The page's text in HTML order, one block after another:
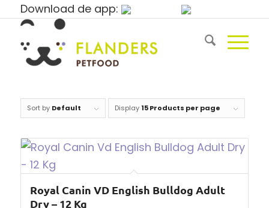
Download de app:
Sort by Default Display 15 Products per page
Royal Canin VD English Bulldog Adult
Dry – 12 Kg